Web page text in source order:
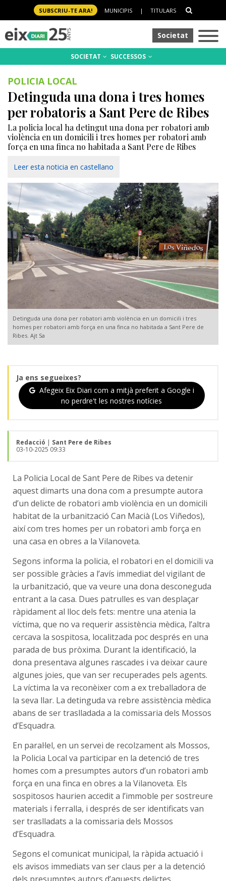
SUBSCRIU-TE ARA! MUNICIPIS | TITULARS
Societat
SOCIETAT SUCCESSOS
POLICIA LOCAL
Detinguda una dona i tres homes
per robatoris a Sant Pere de Ribes
La policia local ha detingut una dona per robatori amb
violència en un domicili i tres homes per robatori amb
força en una finca no habitada a Sant Pere de Ribes
Leer esta noticia en castellano
Detinguda una dona per robatori amb violència en un domicili i tres
homes per robatori amb força en una finca no habitada a Sant Pere de
Ribes. Ajt Sa
Ja ens segueixes?
Afegeix Eix Diari com a mitjà preferit a Google i
no perdre't les nostres notícies
Redacció | Sant Pere de Ribes
03-10-2025 09:33
La Policia Local de Sant Pere de Ribes va detenir
aquest dimarts una dona com a presumpte autora
d’un delicte de robatori amb violència en un domicili
habitat de la urbanització Can Macià (Los Viñedos),
així com tres homes per un robatori amb força en
una casa en obres a la Vilanoveta.
Segons informa la policia, el robatori en el domicili va
ser possible gràcies a l’avís immediat del vigilant de
la urbanització, que va veure una dona desconeguda
entrant a la casa. Dues patrulles es van desplaçar
ràpidament al lloc dels fets: mentre una atenia la
víctima, que no va requerir assistència mèdica, l’altra
cercava la sospitosa, localitzada poc després en una
parada de bus pròxima. Durant la identificació, la
dona presentava algunes rascades i va deixar caure
algunes joies, que van ser recuperades pels agents.
La víctima la va reconèixer com a ex treballadora de
la seva llar. La detinguda va rebre assistència mèdica
abans de ser traslladada a la comissaria dels Mossos
d’Esquadra.
En paral·lel, en un servei de recolzament als Mossos,
la Policia Local va participar en la detenció de tres
homes com a presumptes autors d’un robatori amb
força en una finca en obres a la Vilanoveta. Els
sospitosos haurien accedit a l’immoble per sostreure
materials i ferralla, i després de ser identificats van
ser traslladats a la comissaria dels Mossos
d’Esquadra.
Segons el comunicat municipal, la ràpida actuació i
els avisos immediats van ser claus per a la detenció